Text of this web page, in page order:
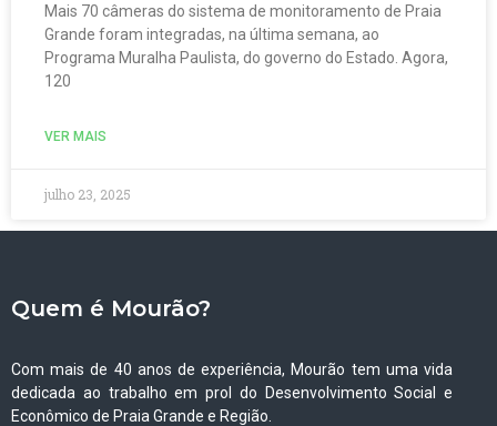
Mais 70 câmeras do sistema de monitoramento de Praia
Grande foram integradas, na última semana, ao
Programa Muralha Paulista, do governo do Estado. Agora,
120
VER MAIS
julho 23, 2025
Quem é Mourão?
Com mais de 40 anos de experiência, Mourão tem uma vida
dedicada ao trabalho em prol do Desenvolvimento Social e
Econômico de Praia Grande e Região.